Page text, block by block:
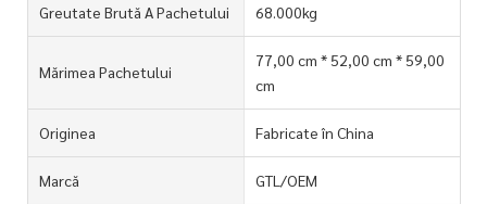
Greutate Brută A Pachetului 68.000kg
Mărimea Pachetului
77,00 cm * 52,00 cm * 59,00
cm
Originea Fabricate în China
Marcă GTL/OEM